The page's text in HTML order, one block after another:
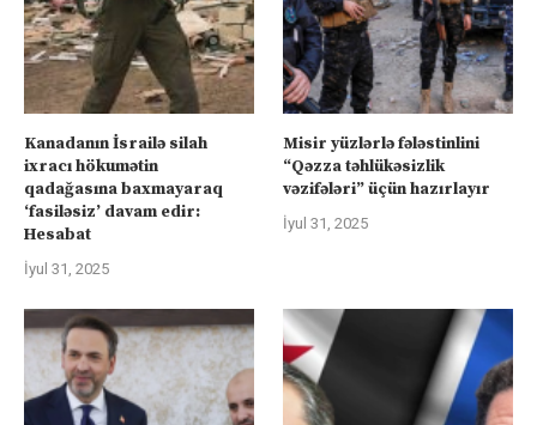
Kanadanın İsrailə silah
ixracı hökumətin
qadağasına baxmayaraq
‘fasiləsiz’ davam edir:
Hesabat
İyul 31, 2025
Misir yüzlərlə fələstinlini
“Qəzza təhlükəsizlik
vəzifələri” üçün hazırlayır
İyul 31, 2025